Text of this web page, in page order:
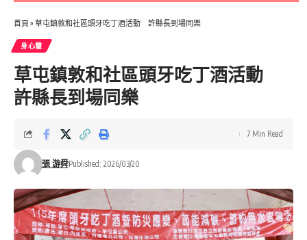
首頁 » 草屯鎮敦和社區頭牙吃丁酒活動 許縣長到場同樂
身心𩆜
草屯鎮敦和社區頭牙吃丁酒活動
許縣長到場同樂
張 游舜Published: 2026/03/20
7 Min Read